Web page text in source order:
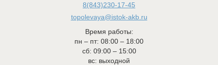
8(843)230-17-45
topolevaya@istok-akb.ru
Время работы:
пн – пт: 08:00 – 18:00
сб: 09:00 – 15:00
вс: выходной